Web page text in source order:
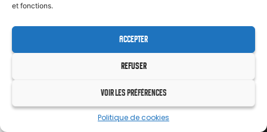
et fonctions.
ACCEPTER
REFUSER
VOIR LES PRÉFÉRENCES
Politique de cookies